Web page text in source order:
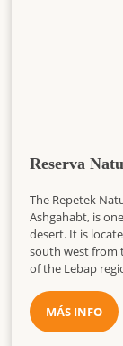
Reserva
The Repetek
Ashgahabt, is
desert. It is
south west from
of the Lebap
MÁS INFO